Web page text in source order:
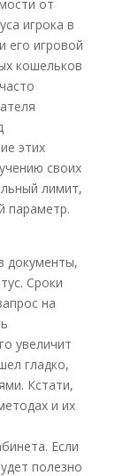
от
игрока в
его игровой
кошельков
этих
своих
лимит,
параметр.
документы,
Сроки
на
увеличит
гладко,
Кстати,
и их
Если
полезно